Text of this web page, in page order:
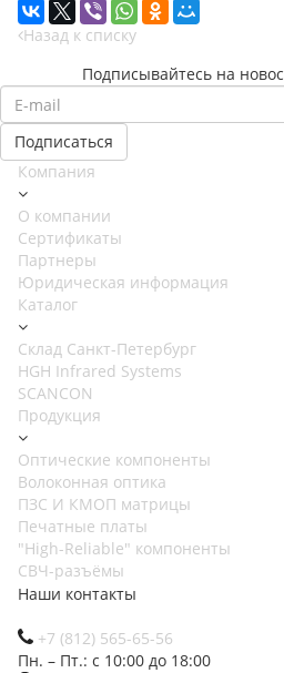
Назад к списку
Подписывайтесь на
Компания
О компании
Сертификаты
Партнеры
Юридическая информация
Каталог
Cклад Санкт-Петербург
HGH Infrared Systems
SCANCON
Продукция
Оптические компоненты
Волоконная оптика
ПЗС И КМОП матрицы
Печатные платы
"High-Reliable" компоненты
СВЧ-разъёмы
Наши контакты
+7 (812) 565-65-56
Пн. – Пт.: с 10:00 до 18:00